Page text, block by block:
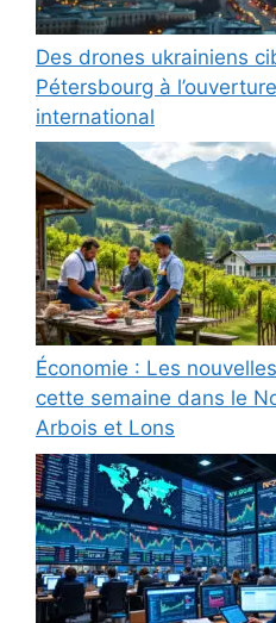
Des drones ukrainiens
Pétersbourg à
international
Économie : Les
cette semaine dans le
Arbois et Lons